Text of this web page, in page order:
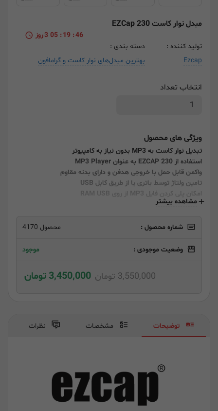
مبدل نوار کاست EZCap 230
46
:
19
:
05
3روز
تولید کننده :
Ezcap
دسته بندی :
بهترین مبدل‌های نوار کاست و گرامافون
انتخاب تعداد
ویژگی های محصول
تبدیل نوار کاست به MP3 بدون نیاز به کامپیوتر
استفاده از EZCAP 230 به عنوان MP3 Player
واکمن قابل حمل با خروجی هدفن و دارای بدنه مقاوم
تامین ولتاژ توسط باتری یا از طریق کابل USB
مشاهده بیشتر
شماره محصول : محصول 4170
وضعیت موجودی : موجود
3,550,000 تومان 3,450,000 تومان